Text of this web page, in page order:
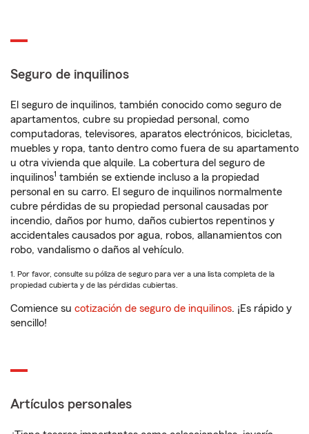
Seguro de inquilinos
El seguro de inquilinos, también conocido como seguro de
apartamentos, cubre su propiedad personal, como
computadoras, televisores, aparatos electrónicos, bicicletas,
muebles y ropa, tanto dentro como fuera de su apartamento
u otra vivienda que alquile. La cobertura del seguro de
inquilinos1 también se extiende incluso a la propiedad
personal en su carro. El seguro de inquilinos normalmente
cubre pérdidas de su propiedad personal causadas por
incendio, daños por humo, daños cubiertos repentinos y
accidentales causados por agua, robos, allanamientos con
robo, vandalismo o daños al vehículo.
1. Por favor, consulte su póliza de seguro para ver a una lista completa de la
propiedad cubierta y de las pérdidas cubiertas.
Comience su cotización de seguro de inquilinos. ¡Es rápido y
sencillo!
Artículos personales